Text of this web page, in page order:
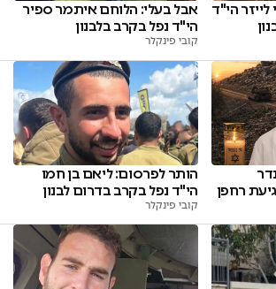
הי"ד
אבל בעלי: הלוחם איתמר ספיר
הי"ד נפל בקרב בלבנון
קובי פינקלר
רחפן
הותר לפרסום: ליאם בן חמו
הי"ד נפל בקרב בדרום לבנון
קובי פינקלר